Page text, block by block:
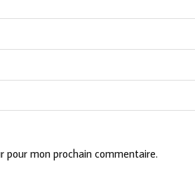
mon prochain commentaire.